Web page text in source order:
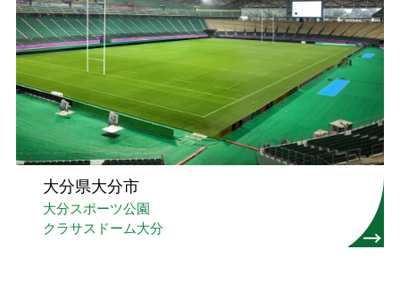
大分県大分市
大分スポーツ公園
クラサスドーム大分